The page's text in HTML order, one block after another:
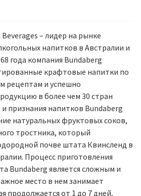
– лидер на рынке
напитков в Австралии и
года компания Bundaberg
крафтовые напитки по
рецептам и успешно
в более чем 30 стран
признания напитков Bundaberg
натуральных фруктовых соков,
тростника, который
почве штата Квинсленд в
Процесс приготовления
Bundaberg является сложным и
место в нем занимает
продолжается от 1 до 7 дней,